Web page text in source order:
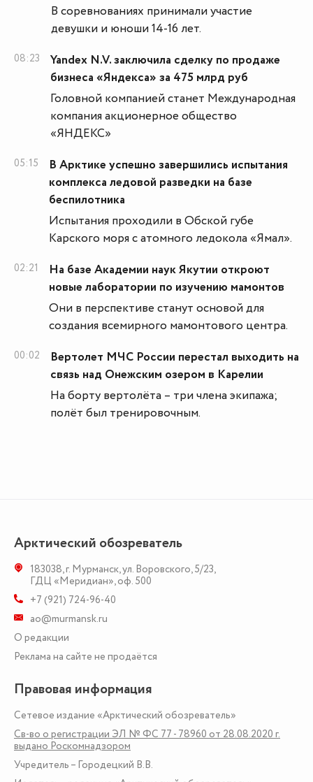
В соревнованиях принимали участие
девушки и юноши 14-16 лет.
08:23
Yandex N.V. заключила сделку по продаже
бизнеса «Яндекса» за 475 млрд руб
Головной компанией станет Международная
компания акционерное общество
«ЯНДЕКС»
05:15
В Арктике успешно завершились испытания
комплекса ледовой разведки на базе
беспилотника
Испытания проходили в Обской губе
Карского моря с атомного ледокола «Ямал».
02:21
На базе Академии наук Якутии откроют
новые лаборатории по изучению мамонтов
Они в перспективе станут основой для
создания всемирного мамонтового центра.
00:02
Вертолет МЧС России перестал выходить на
связь над Онежским озером в Карелии
На борту вертолёта – три члена экипажа;
полёт был тренировочным.
Арктический обозреватель
183038,г. Мурманск,ул. Воровского, 5/23,
ГДЦ «Меридиан», оф. 500
+7 (921) 724-96-40
ao@murmansk.ru
О редакции
Реклама на сайте не продаётся
Правовая информация
Сетевое издание «Арктический обозреватель»
Св-во о регистрации ЭЛ № ФС 77 - 78960 от 28.08.2020 г.
выдано Роскомнадзором
Учредитель – Городецкий В.В.